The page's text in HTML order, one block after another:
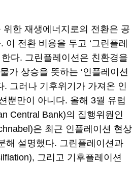
한 재생에너지로의 전환은 공
전환 비용을 두고 ‘그린플레
다. 그린플레이션은 친환경을
가 상승을 뜻하는 ‘인플레이션
. 그러나 기후위기가 가져온 인
뿐만이 아니다. 올해 3월 유럽
Central Bank)의 집행위원인
은 최근 인플레이션 현상
해 설명했다. 그린플레이션과
그리고 기후플레이션